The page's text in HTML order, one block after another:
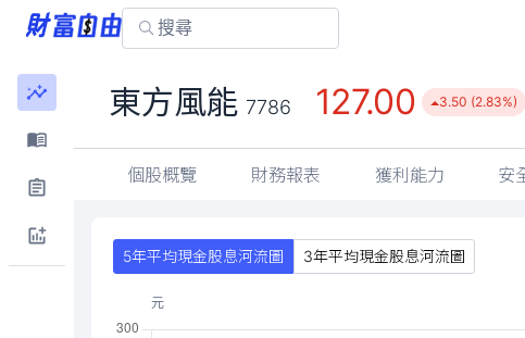
東方風能 7786 127.00 3.50 (2.83%)
個股概覽 財務報表 獲利能力 安
5年平均現金股息河流圖 3年平均現金股息河流圖